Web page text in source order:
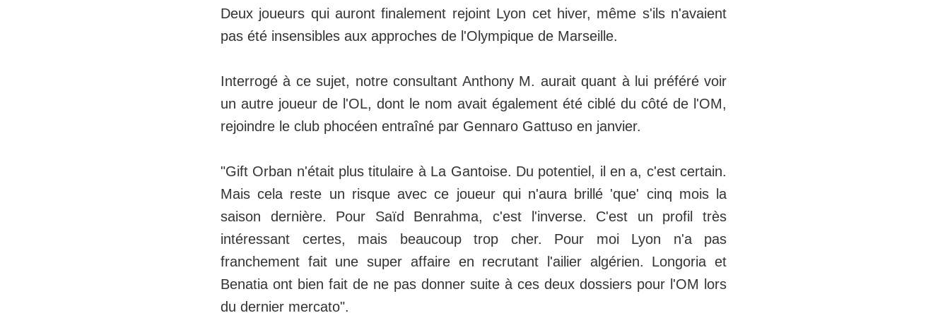
Deux joueurs qui auront finalement rejoint Lyon cet hiver, même s'ils n'avaient
pas été insensibles aux approches de l'Olympique de Marseille.
Interrogé à ce sujet, notre consultant Anthony M. aurait quant à lui préféré voir
un autre joueur de l'OL, dont le nom avait également été ciblé du côté de l'OM,
rejoindre le club phocéen entraîné par Gennaro Gattuso en janvier.
"Gift Orban n'était plus titulaire à La Gantoise. Du potentiel, il en a, c'est certain.
Mais cela reste un risque avec ce joueur qui n'aura brillé 'que' cinq mois la
saison dernière. Pour Saïd Benrahma, c'est l'inverse. C'est un profil très
intéressant certes, mais beaucoup trop cher. Pour moi Lyon n'a pas
franchement fait une super affaire en recrutant l'ailier algérien. Longoria et
Benatia ont bien fait de ne pas donner suite à ces deux dossiers pour l'OM lors
du dernier mercato".